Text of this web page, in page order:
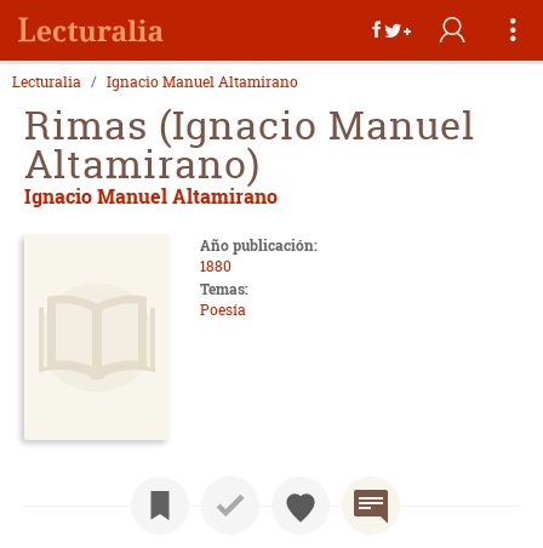
Lecturalia Ignacio Manuel Altamirano
Rimas (Ignacio Manuel
Altamirano)
Ignacio Manuel Altamirano
Año publicación:
1880
Temas:
Poesía